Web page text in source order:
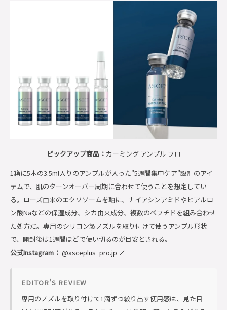
ピックアップ商品： カーミング アンプル プロ
1箱に5本の3.5ml入りのアンプルが入った"5週間集中ケア"設計のアイ
テムで、肌のターンオーバー周期に合わせて使うことを想定してい
る。ローズ由来のエクソソームを軸に、ナイアシンアミドやヒアルロ
ン酸Naなどの保湿成分、シカ由来成分、複数のペプチドを組み合わせ
た処方だ。専用のシリコン製ノズルを取り付けて使うアンプル形状
で、開封後は1週間ほどで使い切るのが目安とされる。
公式Instagram： @asceplus_pro.jp ↗
EDITOR'S REVIEW
専用のノズルを取り付けて1滴ずつ絞り出す使用感は、見た目